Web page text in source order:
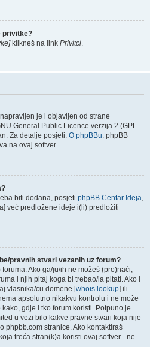
privitke?
klikneš na link Privitci.
je i objavljen od strane
General Public Licence verzija 2 (GPL-
Za detalje posjeti: O phpBBu. phpBB
na ovaj softver.
biti dodana, posjeti phpBB Centar Ideja,
već predložene ideje i(li) predložiti
pravnih stvari vezanih uz forum?
Ako ga/ju/ih ne možeš (pro)naći,
i njih pitaj koga bi trebao/la pitati. Ako i
vlasnika/cu domene [whois lookup] ili
apsolutno nikakvu kontrolu i ne može
gdje i tko forum koristi. Potpuno je
u vezi bilo kakve pravne stvari koja nije
phpbb.com stranice. Ako kontaktiraš
treća stran(k)a koristi ovaj softver - ne